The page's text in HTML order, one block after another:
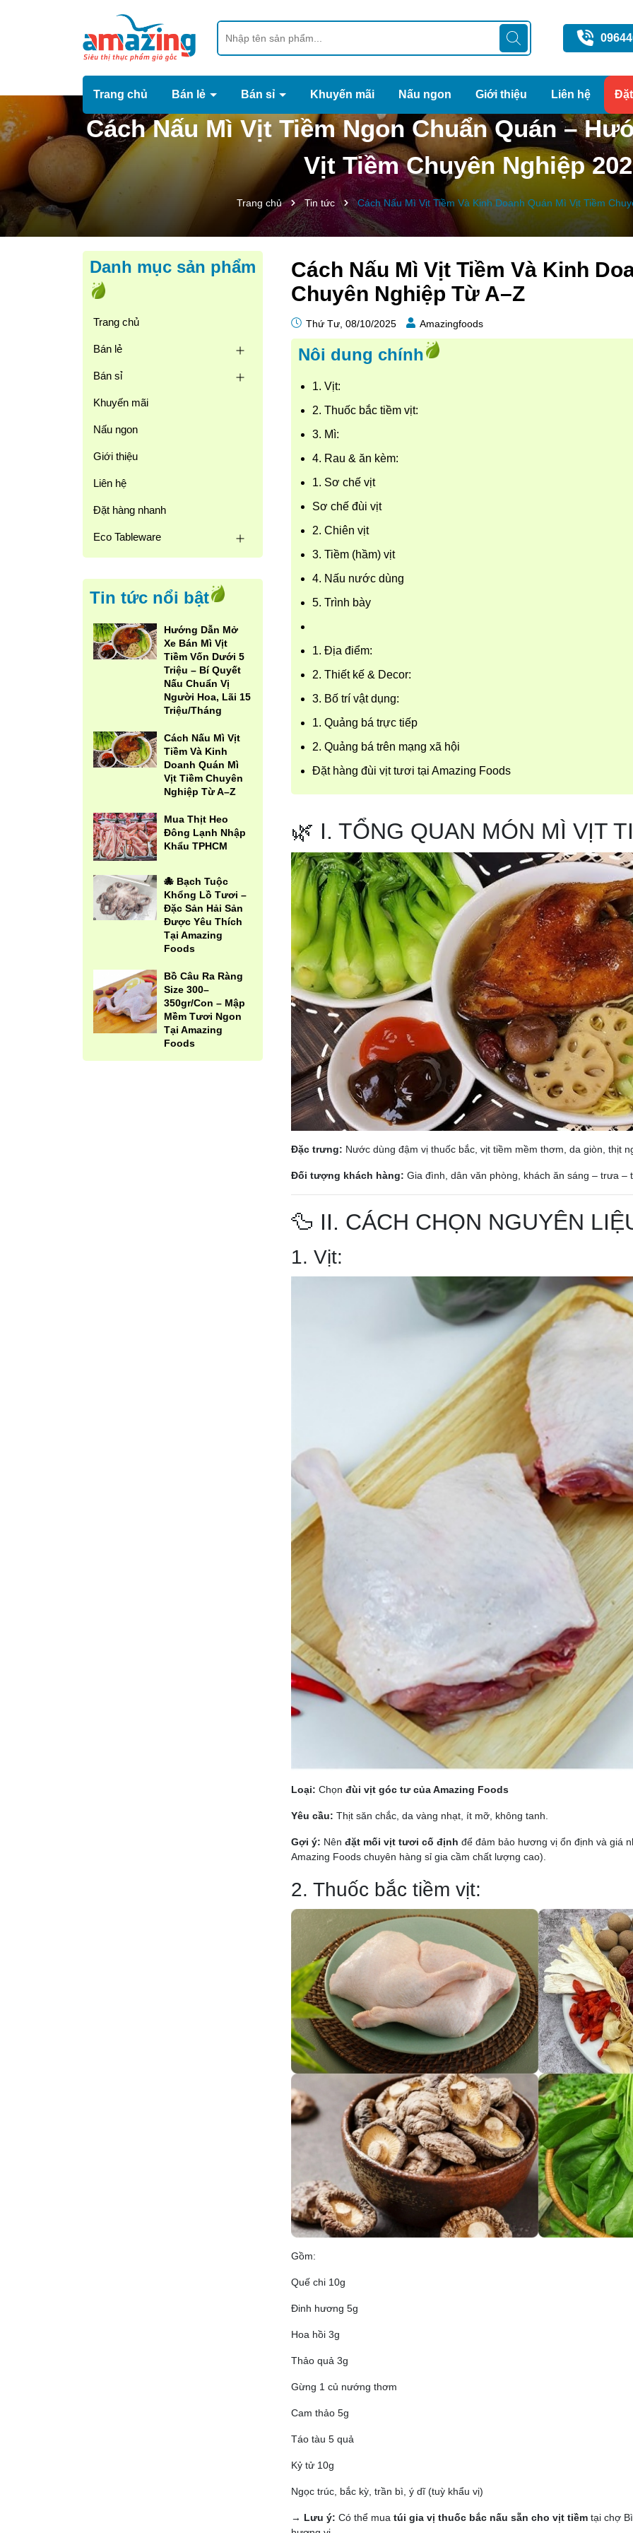
Trang chủ Bán lẻ Bán sỉ Khuyến mãi Nấu ngon Giới thiệu Liên hệ
Cách Nấu Mì Vịt Tiềm Ngon Chuẩn Quán –
Vịt Tiềm Chuyên Nghiệp
Trang chủ Tin tức Cách Nấu Mì Vịt Tiềm Và Kinh Doanh Quán Mì Vịt Tiềm
Cách Nấu Mì Vịt Tiềm Và Kinh
Chuyên Nghiệp Từ A–Z
Thứ Tư, 08/10/2025 Amazingfoods
Nôi dung chính
1. Vịt:
2. Thuốc bắc tiềm vịt:
3. Mì:
4. Rau & ăn kèm:
1. Sơ chế vịt
Sơ chế đùi vịt
2. Chiên vịt
3. Tiềm (hầm) vịt
4. Nấu nước dùng
5. Trình bày
1. Địa điểm:
2. Thiết kế & Decor:
3. Bố trí vật dụng:
1. Quảng bá trực tiếp
2. Quảng bá trên mạng xã hội
Đặt hàng đùi vịt tươi tại Amazing Foods
🌿 I. TỔNG QUAN MÓN MÌ VỊT
Đặc trưng: Nước dùng đậm vị thuốc bắc, vịt tiềm mềm thơm, da giòn, thịt
Đối tượng khách hàng: Gia đình, dân văn phòng, khách ăn sáng – trưa
🦆 II. CÁCH CHỌN NGUYÊN
1. Vịt:
Loại: Chọn đùi vịt góc tư của Amazing Foods
Yêu cầu: Thịt săn chắc, da vàng nhạt, ít mỡ, không tanh.
Gợi ý: Nên đặt mối vịt tươi cố định để đảm bảo hương vị ổn định và giá
Amazing Foods chuyên hàng sỉ gia cầm chất lượng cao).
2. Thuốc bắc tiềm vịt:
Gồm:
Quế chi 10g
Đinh hương 5g
Hoa hồi 3g
Thảo quả 3g
Gừng 1 củ nướng thơm
Cam thảo 5g
Táo tàu 5 quả
Kỷ tử 10g
Ngọc trúc, bắc kỳ, trần bì, ý dĩ (tuỳ khẩu vị)
→ Lưu ý: Có thể mua túi gia vị thuốc bắc nấu sẵn cho vịt tiềm tại chợ
Danh mục sản phẩm
Trang chủ
Bán lẻ
Bán sỉ
Khuyến mãi
Nấu ngon
Giới thiệu
Liên hệ
Đặt hàng nhanh
Eco Tableware
Tin tức nổi bật
Hướng Dẫn Mở
Xe Bán Mì Vịt
Tiềm Vốn Dưới 5
Triệu – Bí Quyết
Nấu Chuẩn Vị
Người Hoa, Lãi 15
Triệu/Tháng
Cách Nấu Mì Vịt
Tiềm Và Kinh
Doanh Quán Mì
Vịt Tiềm Chuyên
Nghiệp Từ A–Z
Mua Thịt Heo
Đông Lạnh Nhập
Khẩu TPHCM
🐙 Bạch Tuộc
Khổng Lồ Tươi –
Đặc Sản Hải Sản
Được Yêu Thích
Tại Amazing
Foods
Bồ Câu Ra Ràng
Size 300–
350gr/Con – Mập
Mềm Tươi Ngon
Tại Amazing
Foods